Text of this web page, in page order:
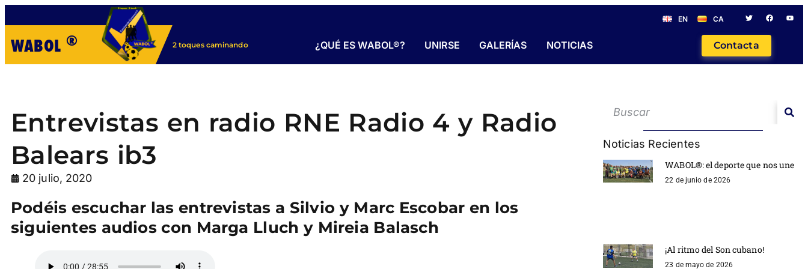
EN CA
WABOL ® 2 toques caminando ¿QUÉ ES WABOL®? UNIRSE GALERÍAS NOTICIAS Contacta
Entrevistas en radio RNE Radio 4 y Radio
Balears ib3
20 julio, 2020
Podéis escuchar las entrevistas a Silvio y Marc Escobar en los
siguientes audios con Marga Lluch y Mireia Balasch
Noticias Recientes
WABOL®: el deporte que nos une
22 de junio de 2026
¡Al ritmo del Son cubano!
23 de mayo de 2026